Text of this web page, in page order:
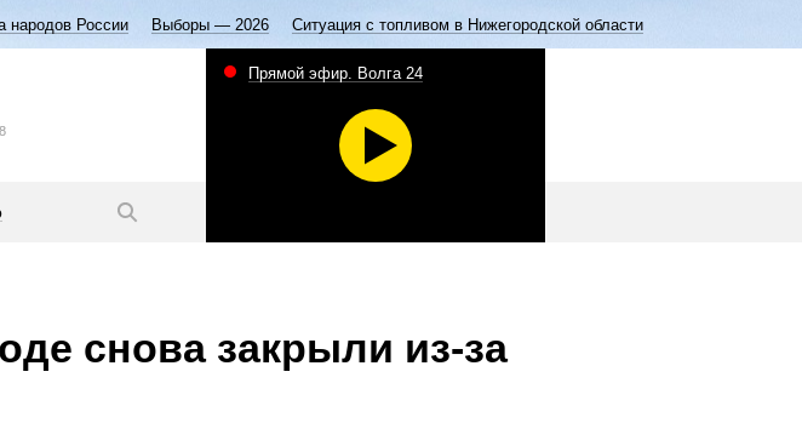
народов России Выборы — 2026 Ситуация с топливом в Нижегородской области
Прямой эфир. Волга 24
снова закрыли из-за